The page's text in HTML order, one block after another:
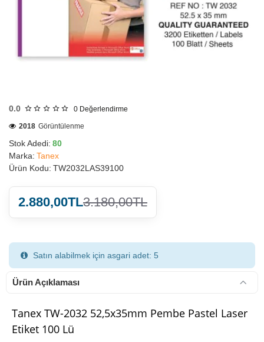
900 TL Üzeri Kargo Ücretsiz
0.0 0 Değerlendirme
Stok Adedi: 80
Marka: Tanex
Ürün Kodu: TW2032LAS39100
2018 Görüntülenme
2.880,00TL3.180,00TL
Satın alabilmek için asgari adet: 5
Ürün Açıklaması
Tanex TW-2032 52,5x35mm Pembe Pastel Laser
Etiket 100 Lü